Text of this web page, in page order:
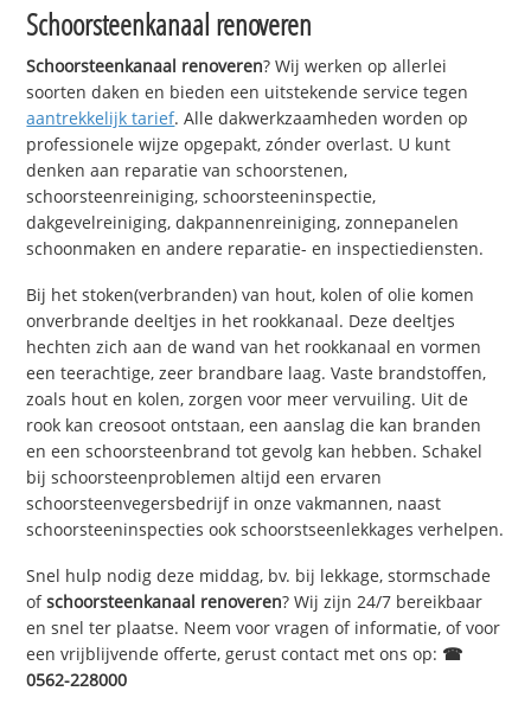
Schoorsteenkanaal renoveren
Schoorsteenkanaal renoveren? Wij werken op allerlei
soorten daken en bieden een uitstekende service tegen
aantrekkelijk tarief. Alle dakwerkzaamheden worden op
professionele wijze opgepakt, zónder overlast. U kunt
denken aan reparatie van schoorstenen,
schoorsteenreiniging, schoorsteeninspectie,
dakgevelreiniging, dakpannenreiniging, zonnepanelen
schoonmaken en andere reparatie- en inspectiediensten.
Bij het stoken(verbranden) van hout, kolen of olie komen
onverbrande deeltjes in het rookkanaal. Deze deeltjes
hechten zich aan de wand van het rookkanaal en vormen
een teerachtige, zeer brandbare laag. Vaste brandstoffen,
zoals hout en kolen, zorgen voor meer vervuiling. Uit de
rook kan creosoot ontstaan, een aanslag die kan branden
en een schoorsteenbrand tot gevolg kan hebben. Schakel
bij schoorsteenproblemen altijd een ervaren
schoorsteenvegersbedrijf in onze vakmannen, naast
schoorsteeninspecties ook schoorstseenlekkages verhelpen.
Snel hulp nodig deze middag, bv. bij lekkage, stormschade
ofschoorsteenkanaal renoveren? Wij zijn 24/7 bereikbaar
en snel ter plaatse. Neem voor vragen of informatie, of voor
een vrijblijvende offerte, gerust contact met ons op: ☎
0562-228000